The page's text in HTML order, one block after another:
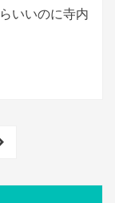
いいのに寺内